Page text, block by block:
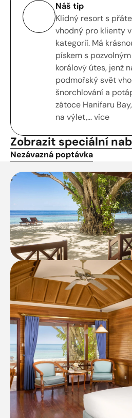
Náš tip
Klidný resort s
vhodný pro klienty
kategorií. Má
pískem s
korálový útes, jenž
podmořský svět
šnorchlování a
zátoce Hanifaru
na výlet,... více
Zobrazit speciální
Nezávazná poptávka